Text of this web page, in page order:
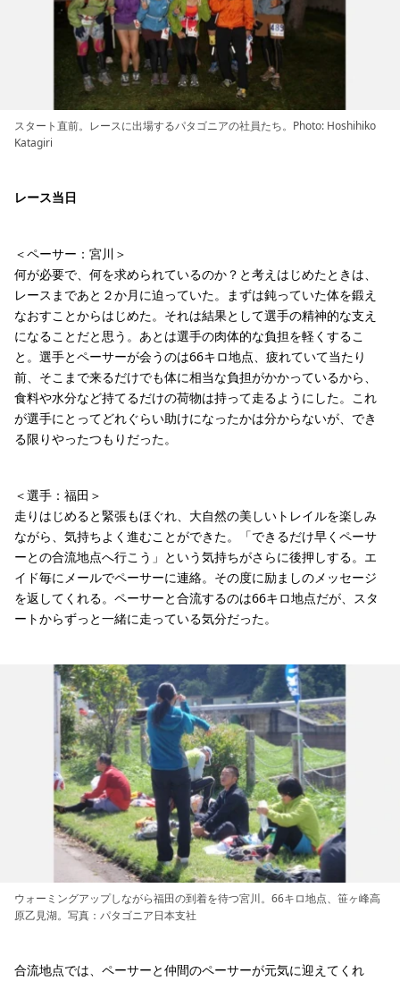
スタート直前。レースに出場するパタゴニアの社員たち。Photo: Hoshihiko
Katagiri
レース当日
＜ペーサー：宮川＞
何が必要で、何を求められているのか？と考えはじめたときは、
レースまであと２か月に迫っていた。まずは鈍っていた体を鍛え
なおすことからはじめた。それは結果として選手の精神的な支え
になることだと思う。あとは選手の肉体的な負担を軽くするこ
と。選手とペーサーが会うのは66キロ地点、疲れていて当たり
前、そこまで来るだけでも体に相当な負担がかかっているから、
食料や水分など持てるだけの荷物は持って走るようにした。これ
が選手にとってどれぐらい助けになったかは分からないが、でき
る限りやったつもりだった。
＜選手：福田＞
走りはじめると緊張もほぐれ、大自然の美しいトレイルを楽しみ
ながら、気持ちよく進むことができた。「できるだけ早くペーサ
ーとの合流地点へ行こう」という気持ちがさらに後押しする。エ
イド毎にメールでペーサーに連絡。その度に励ましのメッセージ
を返してくれる。ペーサーと合流するのは66キロ地点だが、スタ
ートからずっと一緒に走っている気分だった。
ウォーミングアップしながら福田の到着を待つ宮川。66キロ地点、笹ヶ峰高
原乙見湖。写真：パタゴニア日本支社
合流地点では、ペーサーと仲間のペーサーが元気に迎えてくれ